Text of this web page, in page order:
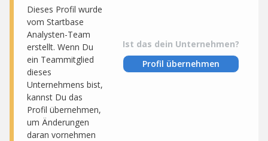
Dieses Profil wurde
vom Startbase
Analysten-Team
erstellt. Wenn Du
ein Teammitglied
dieses
Unternehmens bist,
kannst Du das
Profil übernehmen,
um Änderungen
daran vornehmen
Ist das dein Unternehmen?
Profil übernehmen